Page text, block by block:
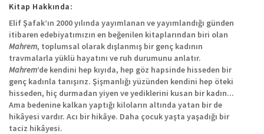
Kitap Hakkında:
Elif Şafak’ın 2000 yılında yayımlanan ve yayımlandığı günden
itibaren edebiyatımızın en beğenilen kitaplarından biri olan
Mahrem, toplumsal olarak dışlanmış bir genç kadının
travmalarla yüklü hayatını ve ruh durumunu anlatır.
Mahrem’de kendini hep kıyıda, hep göz hapsinde hisseden bir
genç kadınla tanışırız. Şişmanlığı yüzünden kendini hep öteki
hisseden, hiç durmadan yiyen ve yediklerini kusan bir kadın...
Ama bedenine kalkan yaptığı kiloların altında yatan bir de
hikâyesi vardır. Acı bir hikâye. Daha çocuk yaşta yaşadığı bir
taciz hikâyesi.